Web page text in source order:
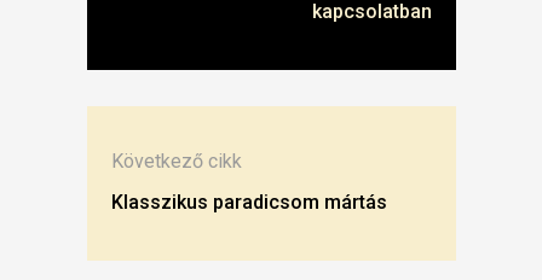
kapcsolatban
Következő cikk
Klasszikus paradicsom mártás